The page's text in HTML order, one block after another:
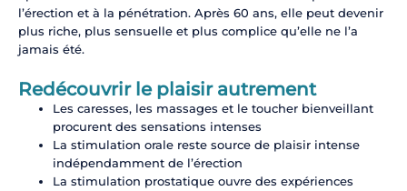
l’érection et à la pénétration. Après 60 ans, elle peut devenir
plus riche, plus sensuelle et plus complice qu’elle ne l’a
jamais été.
Redécouvrir le plaisir autrement
Les caresses, les massages et le toucher bienveillant
procurent des sensations intenses
La stimulation orale reste source de plaisir intense
indépendamment de l’érection
La stimulation prostatique ouvre des expériences